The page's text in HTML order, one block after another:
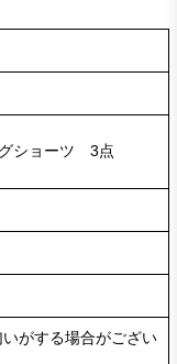
グショーツ 3点
がする場合がござい